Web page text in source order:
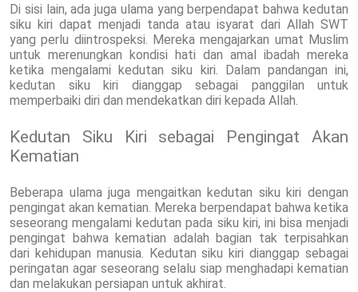
Di sisi lain, ada juga ulama yang berpendapat bahwa kedutan
siku kiri dapat menjadi tanda atau isyarat dari Allah SWT
yang perlu diintrospeksi. Mereka mengajarkan umat Muslim
untuk merenungkan kondisi hati dan amal ibadah mereka
ketika mengalami kedutan siku kiri. Dalam pandangan ini,
kedutan siku kiri dianggap sebagai panggilan untuk
memperbaiki diri dan mendekatkan diri kepada Allah.
Kedutan Siku Kiri sebagai Pengingat Akan
Kematian
Beberapa ulama juga mengaitkan kedutan siku kiri dengan
pengingat akan kematian. Mereka berpendapat bahwa ketika
seseorang mengalami kedutan pada siku kiri, ini bisa menjadi
pengingat bahwa kematian adalah bagian tak terpisahkan
dari kehidupan manusia. Kedutan siku kiri dianggap sebagai
peringatan agar seseorang selalu siap menghadapi kematian
dan melakukan persiapan untuk akhirat.